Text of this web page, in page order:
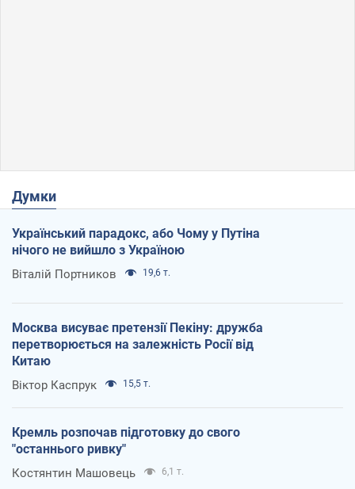
Думки
Український парадокс, або Чому у Путіна
нічого не вийшло з Україною
Віталій Портников 19,6 т.
Москва висуває претензії Пекіну: дружба
перетворюється на залежність Росії від
Китаю
Віктор Каспрук 15,5 т.
Кремль розпочав підготовку до свого
"останнього ривку"
Костянтин Машовець 6,1 т.